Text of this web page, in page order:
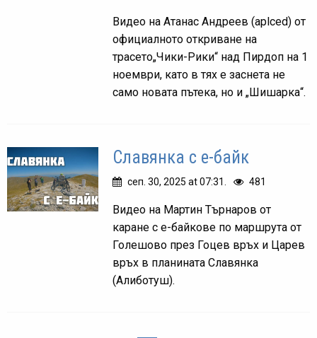
Видео на Атанас Андреев (aplced) от
официалното откриване на
трасето„Чики-Рики“ над Пирдоп на 1
ноември, като в тях е заснета не
само новата пътека, но и „Шишарка“.
Славянка с е-байк
сеп. 30, 2025 at 07:31. 481
Видео на Мартин Търнаров от
каране с е-байкове по маршрута от
Голешово през Гоцев връх и Царев
връх в планината Славянка
(Алиботуш).